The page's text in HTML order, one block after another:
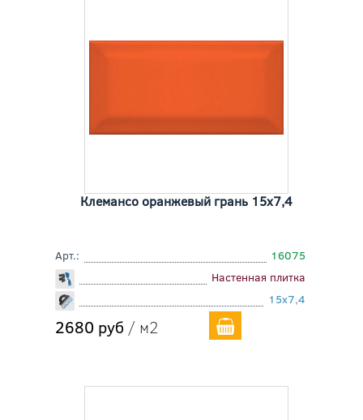
Клемансо оранжевый грань 15x7,4
Арт.:
16075
Настенная плитка
15x7,4
2680 руб / м2